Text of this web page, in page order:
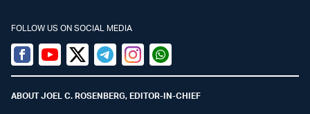
FOLLOW US ON SOCIAL MEDIA
Facebook
YoutubeTwitter (X)
TelegramInstagramWhatsapp
ABOUT JOEL C. ROSENBERG, EDITOR-IN-CHIEF